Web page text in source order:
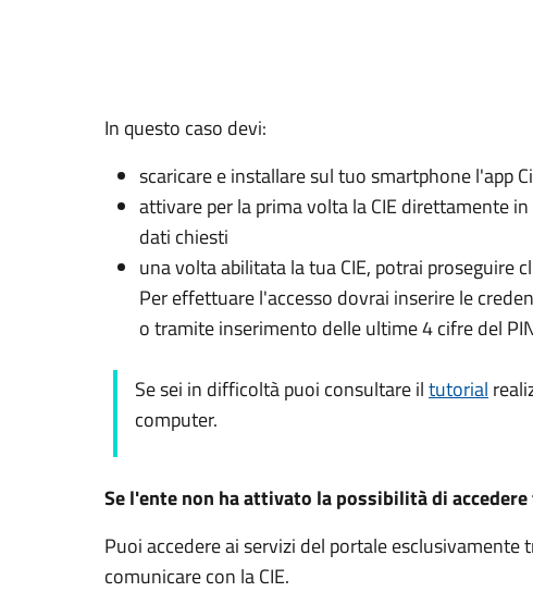
In questo caso devi:
scaricare e installare sul tuo smartphone l'app
attivare per la prima volta la CIE direttamente
dati chiesti
una volta abilitata la tua CIE, potrai proseguire
Per effettuare l'accesso dovrai inserire le
o tramite inserimento delle ultime 4 cifre del
Se sei in difficoltà puoi consultare iltutorial
computer.
Se l'ente non ha attivato la possibilità di
Puoi accedere ai servizi del portale
comunicare con la CIE.